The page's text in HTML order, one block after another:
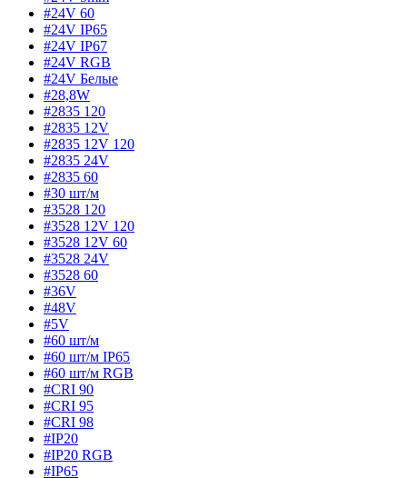
#24V 60
#24V IP65
#24V IP67
#24V RGB
#24V Белые
#28,8W
#2835 120
#2835 12V
#2835 12V 120
#2835 24V
#2835 60
#30 шт/м
#3528 120
#3528 12V 120
#3528 12V 60
#3528 24V
#3528 60
#36V
#48V
#5V
#60 шт/м
#60 шт/м IP65
#60 шт/м RGB
#CRI 90
#CRI 95
#CRI 98
#IP20
#IP20 RGB
#IP65